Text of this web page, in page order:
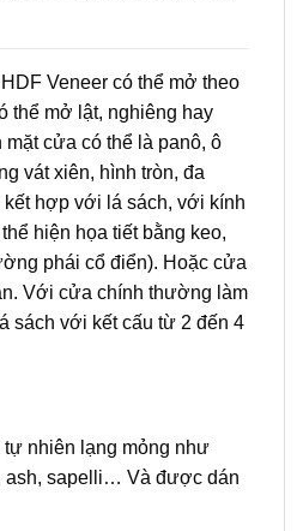
Veneer có thể mở theo
thể mở lật, nghiêng hay
mặt cửa có thể là panô, ô
vát xiên, hình tròn, đa
hợp với lá sách, với kính
hiện họa tiết bằng keo,
phái cổ điển). Hoặc cửa
Với cửa chính thường làm
sách với kết cấu từ 2 đến 4
nhiên lạng mỏng như
ash, sapelli… Và được dán